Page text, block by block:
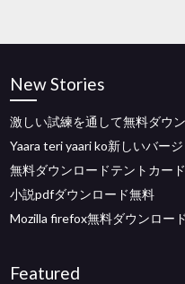
New Stories
激しい試練を通して無料ダウ
Yaara teri yaari ko新しいバー
無料ダウンロードテントカー
小説pdfダウンロード無料
Mozilla firefox無料ダウンロード
Featured